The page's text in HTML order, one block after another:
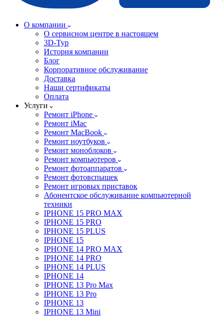
О компании
О сервисном центре в настоящем
3D-Тур
История компании
Блог
Корпоративное обслуживание
Доставка
Наши сертификаты
Оплата
Услуги
Ремонт iPhone
Ремонт iMac
Ремонт MacBook
Ремонт ноутбуков
Ремонт моноблоков
Ремонт компьютеров
Ремонт фотоаппаратов
Ремонт фотовспышек
Ремонт игровых приставок
Абонентское обслуживание компьютерной
техники
IPHONE 15 PRO MAX
IPHONE 15 PRO
IPHONE 15 PLUS
IPHONE 15
IPHONE 14 PRO MAX
IPHONE 14 PRO
IPHONE 14 PLUS
IPHONE 14
IPHONE 13 Pro Max
IPHONE 13 Pro
IPHONE 13
IPHONE 13 Mini